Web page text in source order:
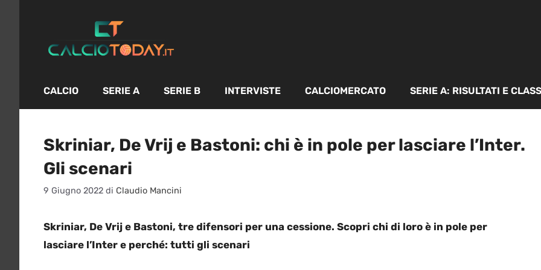
contenuto
CALCIO SERIE A SERIE B INTERVISTE CALCIOMERCATO SERIE A: RISULTATI E
Skriniar, De Vrij e Bastoni: chi è in pole per lasciare l’Inter.
Gli scenari
9 Giugno 2022 di Claudio Mancini
Skriniar, De Vrij e Bastoni, tre difensori per una cessione. Scopri chi di loro è in pole per
lasciare l’Inter e perché: tutti gli scenari